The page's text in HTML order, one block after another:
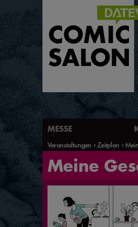
MESSE
Veranstaltungen Zeitplan
Meine